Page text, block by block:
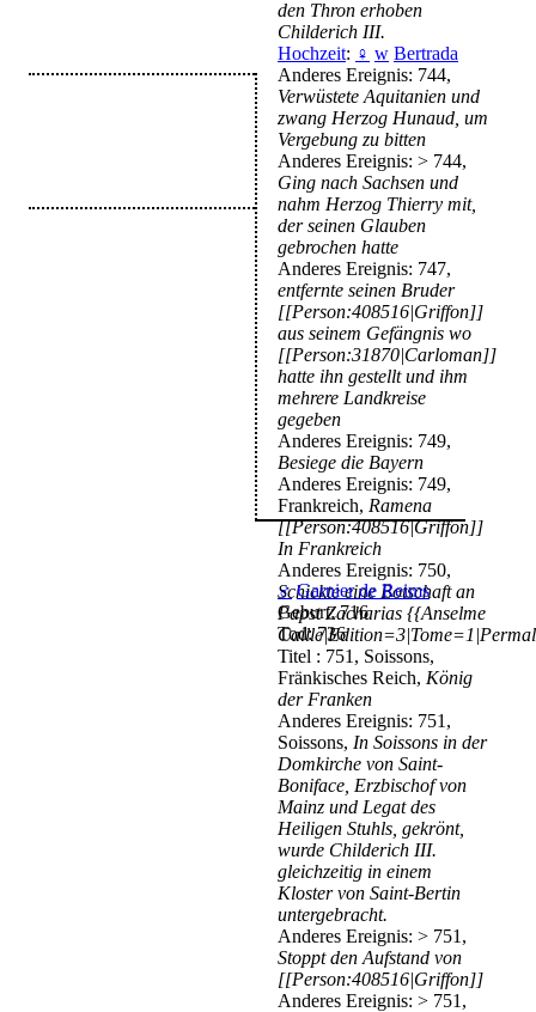
den Thron erhoben
Childerich III.
Hochzeit: ♀ w Bertrada
Anderes Ereignis: 744,
Verwüstete Aquitanien und
zwang Herzog Hunaud, um
Vergebung zu bitten
Anderes Ereignis: > 744,
Ging nach Sachsen und
nahm Herzog Thierry mit,
der seinen Glauben
gebrochen hatte
Anderes Ereignis: 747,
entfernte seinen Bruder
[[Person:408516|Griffon]]
aus seinem Gefängnis wo
[[Person:31870|Carloman]]
hatte ihn gestellt und ihm
mehrere Landkreise
gegeben
Anderes Ereignis: 749,
Besiege die Bayern
Anderes Ereignis: 749,
Frankreich, Ramena
[[Person:408516|Griffon]]
In Frankreich
Anderes Ereignis: 750,
Schickte eine Botschaft an
Papst Zacharias {{Anselme
Titel : 751, Soissons,
Fränkisches Reich, König
der Franken
Anderes Ereignis: 751,
Soissons, In Soissons in der
Domkirche von Saint-
Boniface, Erzbischof von
Mainz und Legat des
Heiligen Stuhls, gekrönt,
wurde Childerich III.
gleichzeitig in einem
Kloster von Saint-Bertin
untergebracht.
Anderes Ereignis: > 751,
Stoppt den Aufstand von
[[Person:408516|Griffon]]
Anderes Ereignis: > 751,
♂ Garnier de Reims
Geburt: 716
Tod: 736